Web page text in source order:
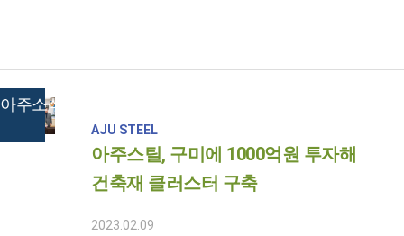
AJU STEEL
아주스틸, 구미에 1000억원 투자해
건축재 클러스터 구축
2023.02.09
아주소식